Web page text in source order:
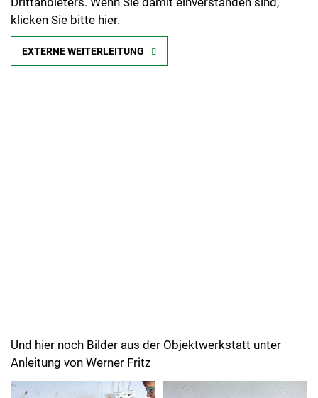
klicken Sie bitte hier.
EXTERNE WEITERLEITUNG
Anleitung von Werner Fritz